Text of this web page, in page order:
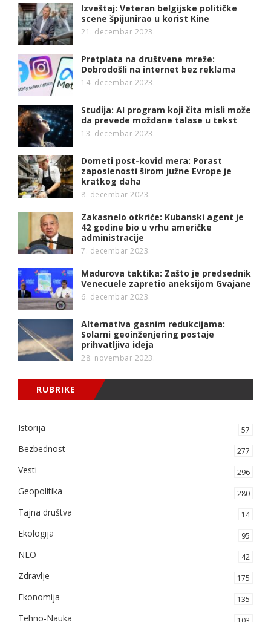
Izveštaj: Veteran belgijske političke
scene špijunirao u korist Kine
21. decembar 2023.
Pretplata na društvene mreže:
Dobrodošli na internet bez reklama
14. decembar 2023.
Studija: AI program koji čita misli može
da prevede moždane talase u tekst
13. decembar 2023.
Dometi post-kovid mera: Porast
zaposlenosti širom južne Evrope je
kratkog daha
8. decembar 2023.
Zakasnelo otkriće: Kubanski agent je
42 godine bio u vrhu američke
administracije
7. decembar 2023.
Madurova taktika: Zašto je predsednik
Venecuele zapretio aneksijom Gvajane
6. decembar 2023.
Alternativa gasnim redukcijama:
Solarni geoinženjering postaje
prihvatljiva ideja
28. novembar 2023.
RUBRIKE
Istorija 57
Bezbednost 277
Vesti 296
Geopolitika 280
Tajna društva 14
Ekologija 95
NLO 42
Zdravlje 175
Ekonomija 135
Tehno-Nauka